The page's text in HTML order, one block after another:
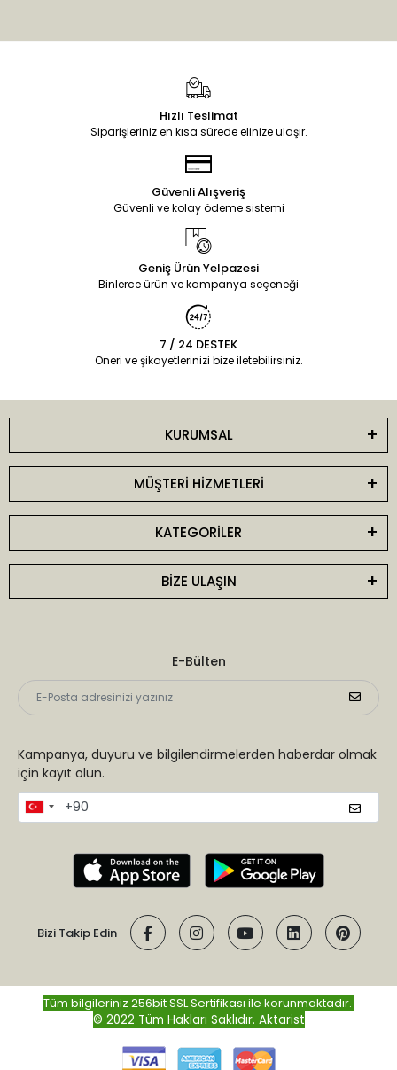
Hızlı Teslimat
Siparişleriniz en kısa sürede elinize ulaşır.
Güvenli Alışveriş
Güvenli ve kolay ödeme sistemi
Geniş Ürün Yelpazesi
Binlerce ürün ve kampanya seçeneği
7 / 24 DESTEK
Öneri ve şikayetlerinizi bize iletebilirsiniz.
KURUMSAL
MÜŞTERİ HİZMETLERİ
KATEGORİLER
BİZE ULAŞIN
E-Bülten
Kampanya, duyuru ve bilgilendirmelerden haberdar olmak
için kayıt olun.
Bizi Takip Edin
Tüm bilgileriniz 256bit SSL Sertifikası ile korunmaktadır.
© 2022 Tüm Hakları Saklıdır. Aktarist